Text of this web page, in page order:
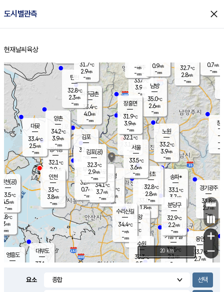
도시별관측 close
홈
현재날씨 육상
의도
℃
m/s
mm
영흥도
양주
33.6℃
3.9
-mm
과천
33.0℃
1.8m/s
- mm
용인
33.7℃
2.7m/s
경기광주
31.8℃
2.7m/s
-mm
대부도
33.1
경서동
32.1℃
2.9m/s
-mm
파주금촌
33.4℃
4.0m/s
-mm
32.7℃
2.8m/s
-mm
대곶
33.4℃
2.5m/s
-mm
창
-
-m/
-
탄현
32.8℃
2.3m/s
-mm
0.7m/s
-mm
의왕
- ℃
m/s
mm
김포
32.4℃
-m/s
mm
광명
34.1
℃
2.4 m/s
-mm
부천
32.4℃
0.7m/s
-mm
양촌
34.2℃
3.9m/s
-mm
구로
34.1℃
3.7m/s
-mm
은평
32.1℃
3.1 m/s
- mm
노원
33.2℃
3.9m/s
-mm
송파*
33.1℃
3.7m/s
-mm
서초
32.8℃
2.8m/s
-mm
남방
35.0℃
2.6m/s
-mm
기흥구갈
32.5℃
2.1m/s
-
수리산길
34.4℃
-m/s
-mm
분당구
32.9℃
2.2m/s
-mm
장흥면
31.9℃
3.9m/s
-mm
-m/s
-mm
인천(공)
33.5℃
4.5m/s
-mm
김포(공)
32.3℃
2.9m/s
-mm
수원
33.3℃
2.5 m/s
인천
33℃
3.8m/s
-mm
서울
33.5℃
3.6m/s
-mm
31.7℃
2.9m/s
-mm
0.9m/s
-mm
+
−
20 km
요소